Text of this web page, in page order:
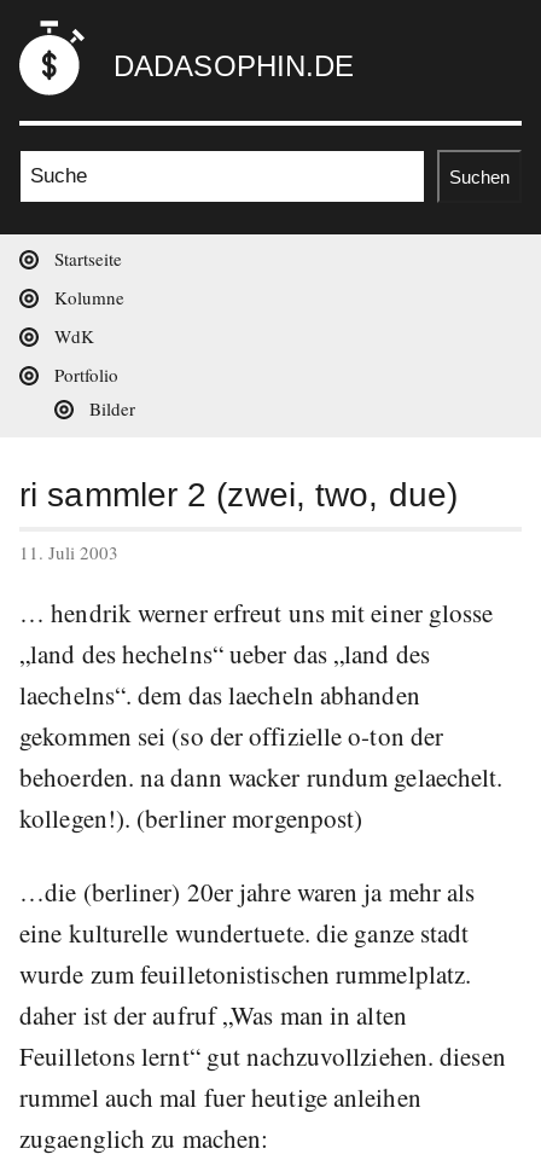
Zum
Inhalt
springen
dadasophin.de
DADASOPHIN.DE
Suche nach: Suchen
Hauptnavigation
Startseite
Kolumne
WdK
Portfolio
Bilder
ri sammler 2 (zwei, two, due)
veröffentlicht
11. Juli 2003
… hendrik werner erfreut uns mit einer glosse
„land des hechelns“ ueber das „land des
laechelns“. dem das laecheln abhanden
gekommen sei (so der offizielle o-ton der
behoerden. na dann wacker rundum gelaechelt.
kollegen!). (berliner morgenpost)
…die (berliner) 20er jahre waren ja mehr als
eine kulturelle wundertuete. die ganze stadt
wurde zum feuilletonistischen rummelplatz.
daher ist der aufruf „Was man in alten
Feuilletons lernt“ gut nachzuvollziehen. diesen
rummel auch mal fuer heutige anleihen
zugaenglich zu machen: